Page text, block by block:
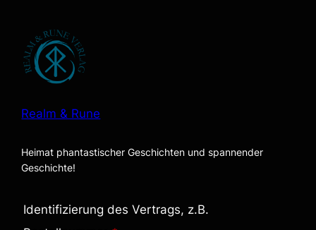
Realm & Rune
Heimat phantastischer Geschichten und spannender
Geschichte!
Identifizierung des Vertrags, z.B.